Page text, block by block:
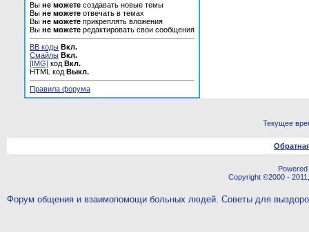
Вы не можете создавать новые темы
Вы не можете отвечать в темах
Вы не можете прикреплять вложения
Вы не можете редактировать свои сообщения
BB коды Вкл.
Смайлы Вкл.
[IMG] код Вкл.
HTML код Выкл.
Правила форума
Текущее
Copyright ©2000 -
Форум общения и взаимопомощи больных людей. Советы для